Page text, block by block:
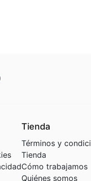
Tienda
Términos y
Tienda
Cómo trabajamos
Quiénes somos